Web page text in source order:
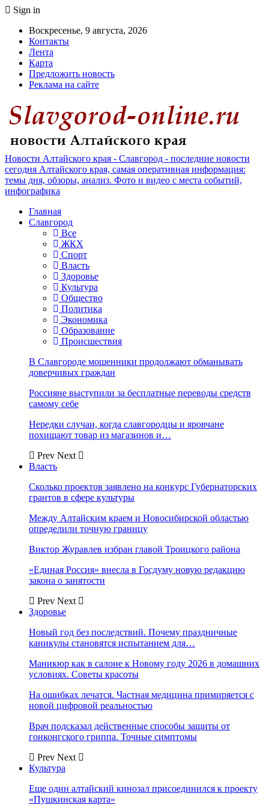
Sign in
Воскресенье, 9 августа, 2026
Контакты
Лента
Карта
Предложить новость
Реклама на сайте
Новости Алтайского края - Славгород - последние новости
сегодня Алтайского края, самая оперативная информация:
темы дня, обзоры, анализ. Фото и видео с места событий,
инфографика
Главная
Славгород
Все
ЖКХ
Спорт
Власть
Здоровье
Культура
Общество
Политика
Экономика
Образование
Происшествия
В Славгороде мошенники продолжают обманывать
доверчивых граждан
Россияне выступили за бесплатные переводы средств
самому себе
Нередки случаи, когда славгородцы и яровчане
похищают товар из магазинов и…
Prev Next
Власть
Сколько проектов заявлено на конкурс Губернаторских
грантов в сфере культуры
Между Алтайским краем и Новосибирской областью
определили точную границу
Виктор Журавлев избран главой Троицкого района
«Единая Россия» внесла в Госдуму новую редакцию
закона о занятости
Prev Next
Здоровье
Новый год без последствий. Почему праздничные
каникулы становятся испытанием для…
Маникюр как в салоне к Новому году 2026 в домашних
условиях. Советы красоты
На ошибках лечатся. Частная медицина примиряется с
новой цифровой реальностью
Врач подсказал действенные способы защиты от
гонконгского гриппа. Точные симптомы
Prev Next
Культура
Еще один алтайский кинозал присоединился к проекту
«Пушкинская карта»